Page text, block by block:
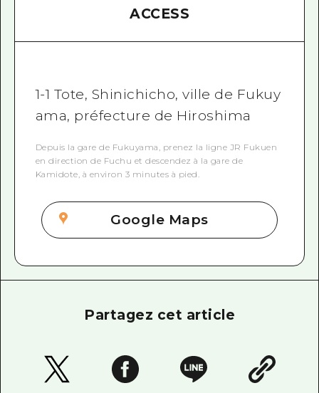
ACCESS
1-1 Tote, Shinichicho, ville de Fukuy
ama, préfecture de Hiroshima
Depuis la gare de Fukuyama, prenez la ligne JR Fukuen
en direction de Fuchu et descendez à la gare de
Kamidote, à environ 3 minutes à pied.
Google Maps
Partagez cet article